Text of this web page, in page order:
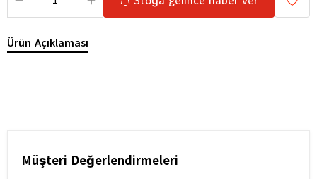
Ürün Açıklaması
Müşteri Değerlendirmeleri